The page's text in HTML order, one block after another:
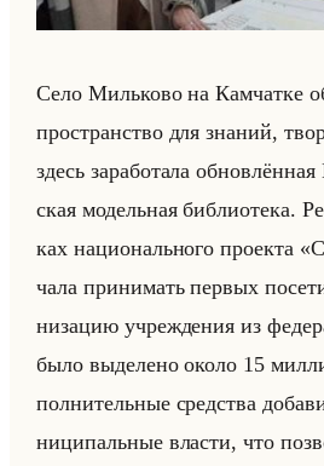
Село Милько­во на Кам­чат­ке
про­стран­ство для зна­ний,
здесь за­ра­бо­та­ла
ская мо­дельная биб­лио­те­ка.
ках на­ци­онально­го про­ек­та
ча­ла при­ни­мать пер­вых
ни­за­цию учре­жде­ния из
было вы­де­ле­но около 15
пол­ни­тельные сред­ства
ни­ци­пальные вла­сти, что